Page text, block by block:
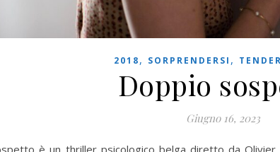
2018, SORPRENDERSI ,
Doppio
Giugno 16, 2023
è un thriller psicologico belga diretto da Olivier